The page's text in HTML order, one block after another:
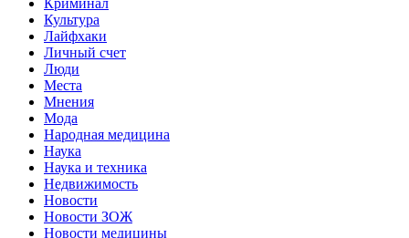
Криминал
Культура
Лайфхаки
Личный счет
Люди
Места
Мнения
Мода
Народная медицина
Наука
Наука и техника
Недвижимость
Новости
Новости ЗОЖ
Новости медицины